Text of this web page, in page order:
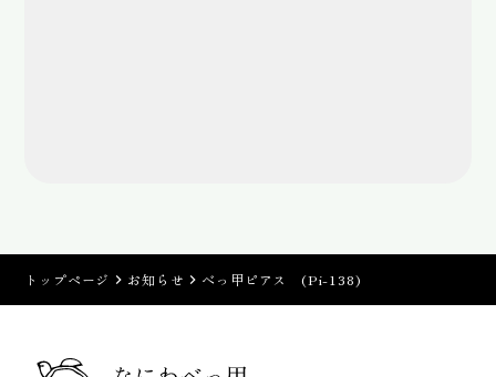
トップページ お知らせ べっ甲ピアス (Pi-138)